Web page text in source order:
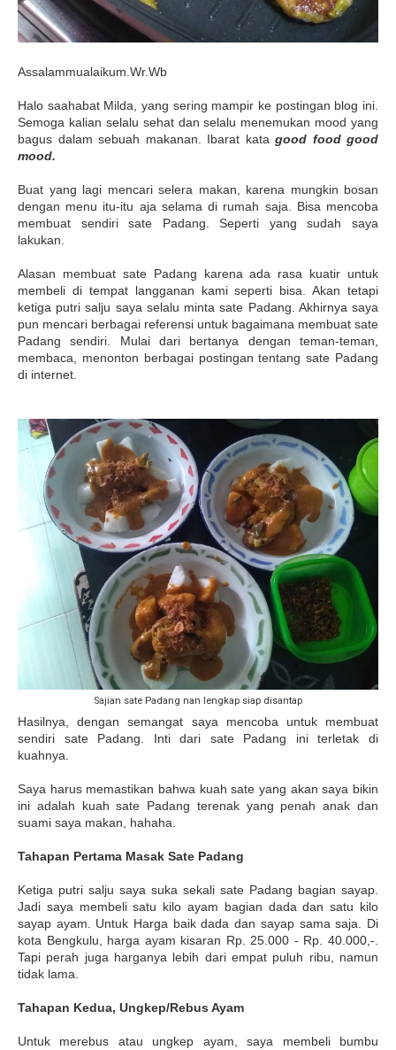
Assalammualaikum.Wr.Wb
Halo saahabat Milda, yang sering mampir ke postingan blog ini.
Semoga kalian selalu sehat dan selalu menemukan mood yang
bagus dalam sebuah makanan. Ibarat kata good food good
mood.
Buat yang lagi mencari selera makan, karena mungkin bosan
dengan menu itu-itu aja selama di rumah saja. Bisa mencoba
membuat sendiri sate Padang. Seperti yang sudah saya
lakukan.
Alasan membuat sate Padang karena ada rasa kuatir untuk
membeli di tempat langganan kami seperti bisa. Akan tetapi
ketiga putri salju saya selalu minta sate Padang. Akhirnya saya
pun mencari berbagai referensi untuk bagaimana membuat sate
Padang sendiri. Mulai dari bertanya dengan teman-teman,
membaca, menonton berbagai postingan tentang sate Padang
di internet.
Sajian sate Padang nan lengkap siap disantap
Hasilnya, dengan semangat saya mencoba untuk membuat
sendiri sate Padang. Inti dari sate Padang ini terletak di
kuahnya.
Saya harus memastikan bahwa kuah sate yang akan saya bikin
ini adalah kuah sate Padang terenak yang penah anak dan
suami saya makan, hahaha.
Tahapan Pertama Masak Sate Padang
Ketiga putri salju saya suka sekali sate Padang bagian sayap.
Jadi saya membeli satu kilo ayam bagian dada dan satu kilo
sayap ayam. Untuk Harga baik dada dan sayap sama saja. Di
kota Bengkulu, harga ayam kisaran Rp. 25.000 - Rp. 40.000,-.
Tapi perah juga harganya lebih dari empat puluh ribu, namun
tidak lama.
Tahapan Kedua, Ungkep/Rebus Ayam
Untuk merebus atau ungkep ayam, saya membeli bumbu